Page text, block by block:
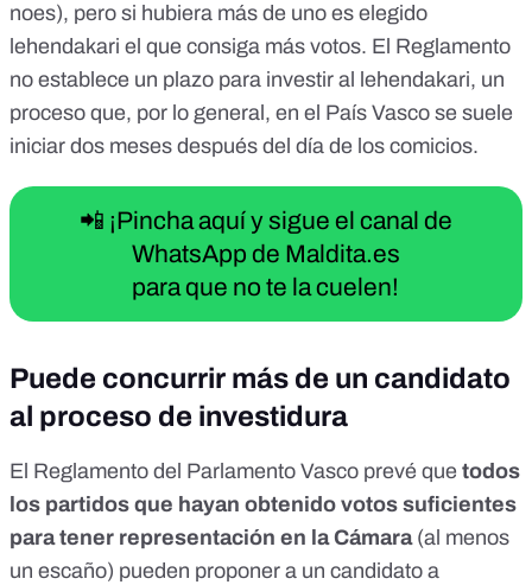
noes), pero si hubiera más de uno es elegido
lehendakari el que consiga más votos. El Reglamento
no establece un plazo para investir al lehendakari, un
proceso que, por lo general, en el País Vasco se suele
iniciar dos meses después del día de los comicios.
📲 ¡Pincha aquí y sigue el canal de
WhatsApp de Maldita.es
para que no te la cuelen!
Puede concurrir más de un candidato
al proceso de investidura
El Reglamento del Parlamento Vasco prevé que todos
los partidos que hayan obtenido votos suficientes
para tener representación en la Cámara(al menos
un escaño) pueden proponer a un candidato a